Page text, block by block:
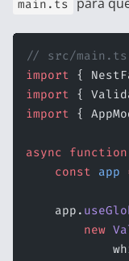
main.ts
// src/main.ts
import {
import {
import {
async function
    const
app
    app.
        new